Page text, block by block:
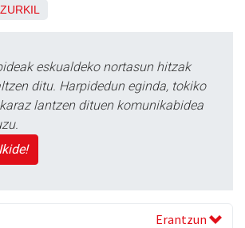
eskualdeko nortasun hitzak
ditu. Harpidedun eginda, tokiko
lantzen dituen komunikabidea
Erantzun